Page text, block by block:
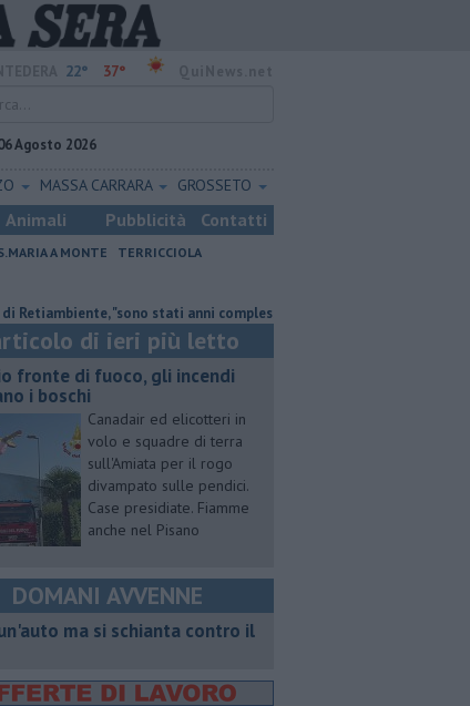
22° 37°
Agosto 2026
MASSA CARRARA GROSSETO
Animali Pubblicità Contatti
A MONTE
TERRICCIOLA
"sono stati anni complessi ma di crescita"
di ieri più letto
fronte di fuoco, gli incendi
i boschi
Canadair ed elicotteri in
volo e squadre di terra
sull'Amiata per il rogo
divampato sulle pendici.
Case presidiate. Fiamme
anche nel Pisano
DOMANI AVVENNE
ma si schianta contro il